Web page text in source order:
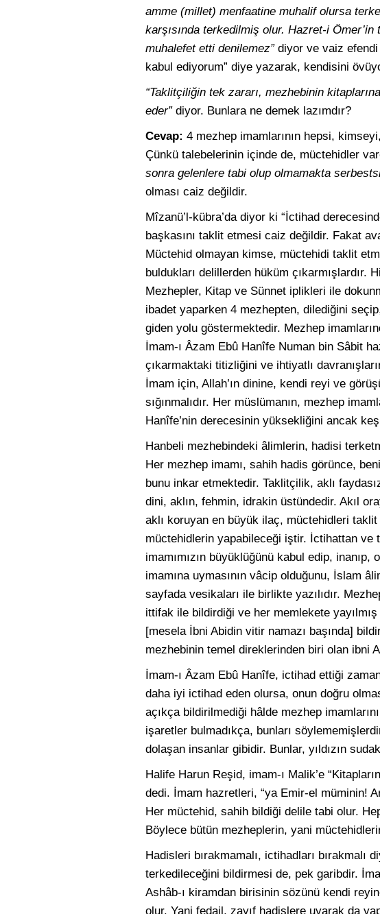
amme (millet) menfaatine muhalif olursa
karşısında terkedilmiş olur. Hazret-i
muhalefet etti denilemez”diyor ve vaiz efendi
kabul ediyorum” diye yazarak, kendisini
“Taklitçiliğin tek zararı, mezhebinin
eder”diyor. Bunlara ne demek lazımdır?
Cevap: 4 mezhep imamlarının hepsi,
Çünkü talebelerinin içinde de, müctehidler
sonra gelenlere tabi olup olmamakta
olması caiz değildir.
Mîzanü’l-kübra’da diyor ki “İctihad
başkasını taklit etmesi caiz değildir. Fakat
Müctehid olmayan kimse, müctehidi taklit
buldukları delillerden hüküm çıkarmışlardır.
Mezhepler, Kitap ve Sünnet iplikleri ile
ibadet yaparken 4 mezhepten, dilediğini
giden yolu göstermektedir. Mezhep
İmam-ı Âzam Ebû Hanîfe Numan bin Sâbit
çıkarmaktaki titizliğini ve ihtiyatlı
İmam için, Allah’ın dinine, kendi reyi ve
sığınmalıdır. Her müslümanın, mezhep
Hanîfe’nin derecesinin yüksekliğini ancak
Hanbeli mezhebindeki âlimlerin, hadisi
Her mezhep imamı, sahih hadis görünce,
bunu inkar etmektedir. Taklitçilik, aklı
dini, aklın, fehmin, idrakin üstündedir. Akıl
aklı koruyan en büyük ilaç, müctehidleri
müctehidlerin yapabileceği iştir. İctihattan
imamımızın büyüklüğünü kabul edip,
imamına uymasının vâcip olduğunu, İslam
sayfada vesikaları ile birlikte yazılıdır.
ittifak ile bildirdiği ve her memlekete
[mesela İbni Abidin vitir namazı başında]
mezhebinin temel direklerinden biri olan ibni
İmam-ı Âzam Ebû Hanîfe, ictihad ettiği
daha iyi ictihad eden olursa, onun doğru
açıkça bildirilmediği hâlde mezhep
işaretler bulmadıkça, bunları
dolaşan insanlar gibidir. Bunlar, yıldızın
Halife Harun Reşid, imam-ı Malik’e
dedi. İmam hazretleri, “ya Emir-el müminin!
Her müctehid, sahih bildiği delile tabi olur.
Böylece bütün mezheplerin, yani
Hadisleri bırakmamalı, ictihadları
terkedileceğini bildirmesi de, pek garibdir.
Ashâb-ı kiramdan birisinin sözünü kendi
olur. Yani fedail, zayıf hadislere uyarak da